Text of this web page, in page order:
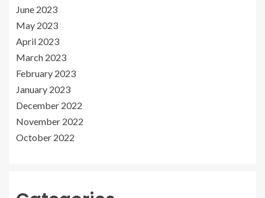
June 2023
May 2023
April 2023
March 2023
February 2023
January 2023
December 2022
November 2022
October 2022